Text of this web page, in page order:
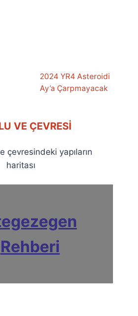
2024 YR4 Asteroidi
Ay’a Çarpmayacak
VE ÇEVRESI
çevresindeki yapıların
haritası
Rehberi